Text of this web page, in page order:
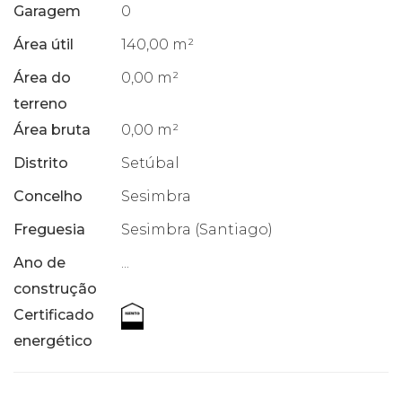
Garagem
0
Área útil
140,00 m²
Área do
terreno
0,00 m²
Área bruta
0,00 m²
Distrito
Setúbal
Concelho
Sesimbra
Freguesia
Sesimbra (Santiago)
Ano de
construção
Certificado
energético